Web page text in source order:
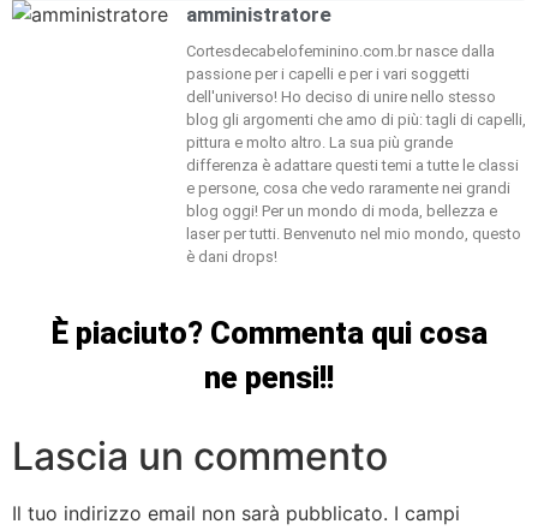
amministratore
Cortesdecabelofeminino.com.br nasce dalla
passione per i capelli e per i vari soggetti
dell'universo! Ho deciso di unire nello stesso
blog gli argomenti che amo di più: tagli di capelli,
pittura e molto altro. La sua più grande
differenza è adattare questi temi a tutte le classi
e persone, cosa che vedo raramente nei grandi
blog oggi! Per un mondo di moda, bellezza e
laser per tutti. Benvenuto nel mio mondo, questo
è dani drops!
È piaciuto? Commenta qui cosa
ne pensi!!
Lascia un commento
Il tuo indirizzo email non sarà pubblicato. I campi